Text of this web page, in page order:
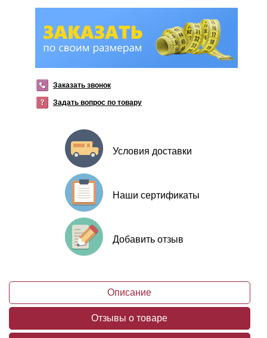
Заказать звонок
Задать вопрос по товару
Условия доставки
Наши сертификаты
Добавить отзыв
Описание
Отзывы о товаре